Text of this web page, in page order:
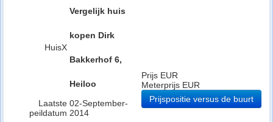
HuisX
Vergelijk huis
kopen Dirk
Bakkerhof 6,
Heiloo
Laatste
peildatum
02-September-
2014
Prijs EUR
Meterprijs EUR
Prijspositie versus de buurt